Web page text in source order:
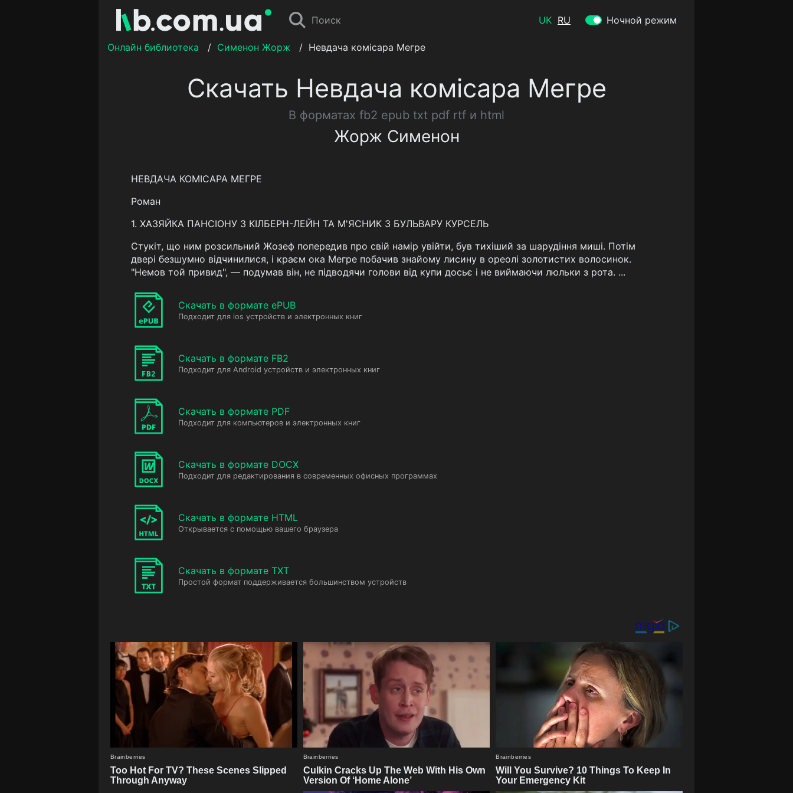
Поиск UK RU Ночной режим
Онлайн библиотека / Сименон Жорж / Невдача комісара Мегре
Скачать Невдача комісара Мегре
В форматах fb2 epub txt pdf rtf и html
Жорж Сименон
НЕВДАЧА КОМІСАРА МЕГРЕ
Роман
1. ХАЗЯЙКА ПАНСІОНУ З КІЛБЕРН-ЛЕЙН ТА М'ЯСНИК З БУЛЬВАРУ КУРСЕЛЬ
Стукіт, що ним розсильний Жозеф попередив про свій намір увійти, був тихіший за шарудіння миші. Потім
двері безшумно відчинилися, і краєм ока Мегре побачив знайому лисину в ореолі золотистих волосинок.
"Немов той привид", — подумав він, не підводячи голови від купи досьє і не виймаючи люльки з рота. ...
Скачать в формате ePUB
Подходит для ios устройств и электронных книг
Скачать в формате FB2
Подходит для Android устройств и электронных книг
Скачать в формате PDF
Подходит для компьютеров и электронных книг
Скачать в формате DOCX
Подходит для редактирования в современных офисных программах
Скачать в формате HTML
Открывается с помощью вашего браузера
Скачать в формате TXT
Простой формат поддерживается большинством устройств